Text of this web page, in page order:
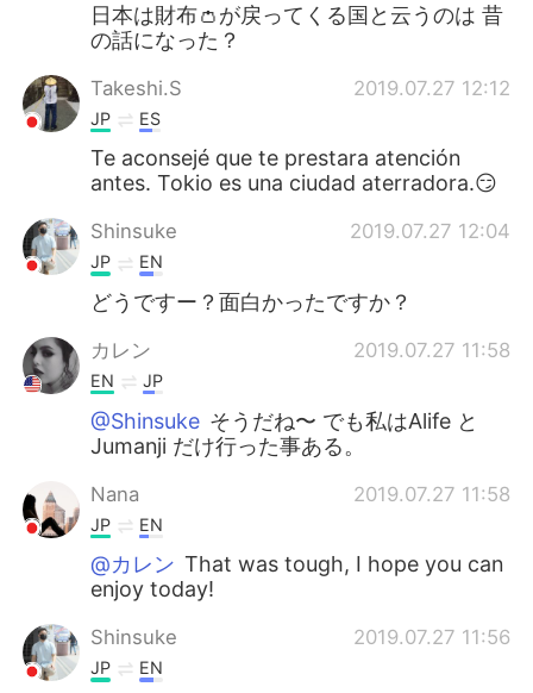
日本は財布👛が戻ってくる国と云うのは 昔
の話になった？
Takeshi.S 2019.07.27 12:12
JP ES
Te aconsejé que te prestara atención
antes. Tokio es una ciudad aterradora.😏
Shinsuke 2019.07.27 12:04
JP EN
どうですー？面白かったですか？
カレン 2019.07.27 11:58
EN JP
@Shinsuke そうだね〜 でも私はAlife と
Jumanji だけ行った事ある。
Nana 2019.07.27 11:58
JP EN
@カレン That was tough, I hope you can
enjoy today!
Shinsuke 2019.07.27 11:56
JP EN